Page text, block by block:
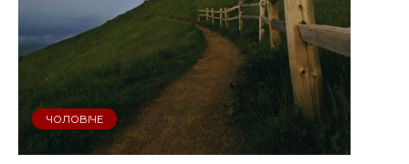
ЧОЛОВІЧЕ